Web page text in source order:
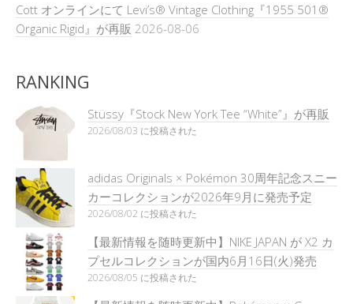
Cott オンラインにて Levi’s® Vintage Clothing『1955 501®
Organic Rigid』が再販 2026-08-06
RANKING
Stüssy『Stock New York Tee “White”』が再販
2026/08/03 に投稿された
adidas Originals × Pokémon 30周年記念スニー
カーコレクションが2026年9月に発売予定
2026/08/02 に投稿された
【最新情報を随時更新中】NIKE JAPAN が X2 カ
プセルコレクションが国内6月16日(火)発売
2026/08/05 に投稿された